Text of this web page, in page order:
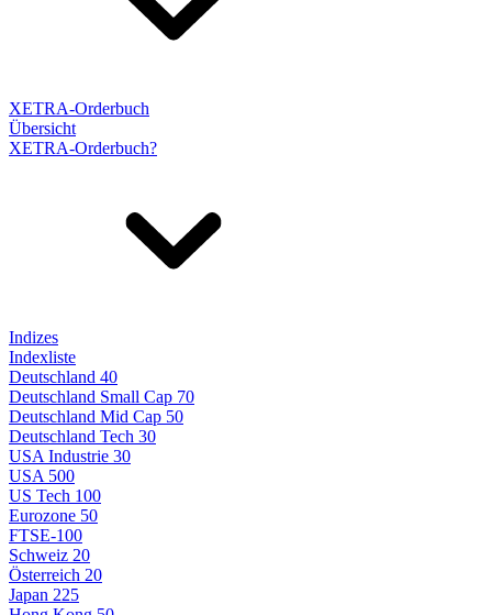
XETRA-Orderbuch
Übersicht
XETRA-Orderbuch?
Indizes
Indexliste
Deutschland 40
Deutschland Small Cap 70
Deutschland Mid Cap 50
Deutschland Tech 30
USA Industrie 30
USA 500
US Tech 100
Eurozone 50
FTSE-100
Schweiz 20
Österreich 20
Japan 225